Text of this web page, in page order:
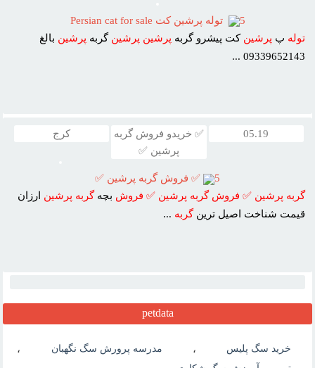
5
توله پرشين كت Persian cat for sale
توله پ پرشين کت پيشرو گربه پرشين پرشين گربه پرشين بالغ
09339652143 ...
05.19
✅ خریدو فروش گربه
پرشین ✅
کرج
5
✅ فروش گربه پرشين ✅
گربه پرشين ✅ فروش گربه پرشين ✅ فروش بچهگربه پرشين ارزان
قيمت شناخت اصيل ترينگربه ...
petdata
خرید سگ پلیس ، مدرسه پرورش سگ نگهبان ،